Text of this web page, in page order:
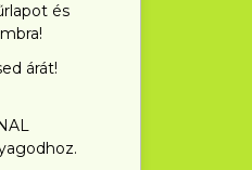
és
árát!